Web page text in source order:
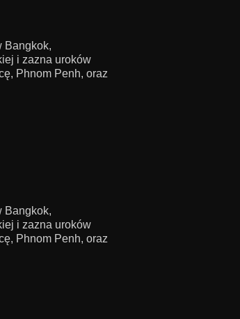
Bangkok,
i zazna uroków
Phnom Penh, oraz
Bangkok,
i zazna uroków
Phnom Penh, oraz